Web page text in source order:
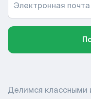
Электронная почта
Делимся классными